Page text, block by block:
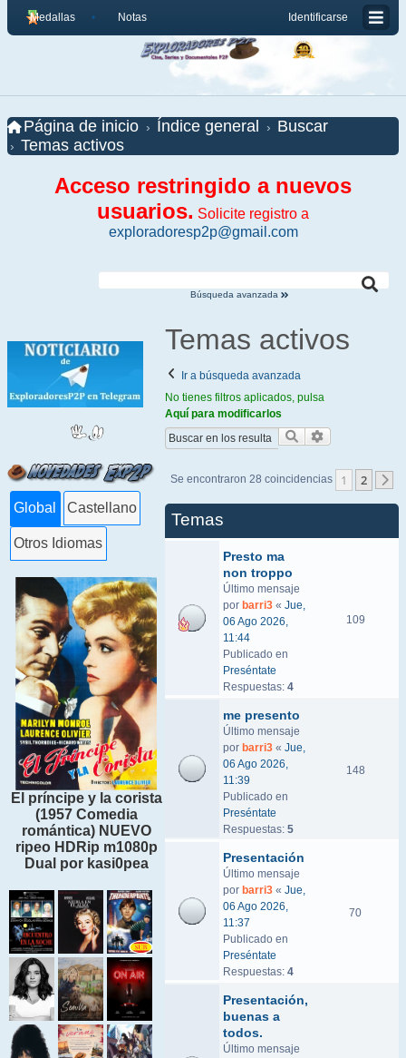
Identificarse
Medallas Notas
Página de inicio Índice general
Buscar
Temas activos
Acceso restringido a nuevos
usuarios. Solicite registro a
exploradoresp2p@gmail.com
Búsqueda avanzada
Global Castellano
Otros Idiomas
El príncipe y la corista
(1957 Comedia
romántica) NUEVO
ripeo HDRip m1080p
Dual por kasi0pea
Temas activos
Ir a búsqueda avanzada
No tienes filtros aplicados, pulsa
Aquí para modificarlos
Buscar
Se encontraron 28 coincidencias 1 2
Temas
Presto ma
non troppo
Último mensaje
por barri3 « Jue,
06 Ago 2026,
11:44
Publicado en
Preséntate
Respuestas: 4
109
me presento
Último mensaje
por barri3 « Jue,
06 Ago 2026,
11:39
Publicado en
Preséntate
Respuestas: 5
148
Presentación
Último mensaje
por barri3 « Jue,
06 Ago 2026,
11:37
Publicado en
Preséntate
Respuestas: 4
70
Presentación,
buenas a
todos.
Último mensaje